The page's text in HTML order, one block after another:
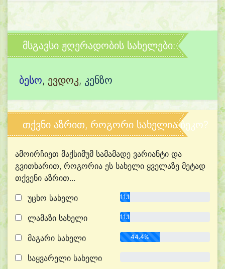
მსგავსი ჟღერადობის სახელები:
ბესო, ევდოკ, კენზო
თქვნი აზრით, როგორი სახელია ბეკო?
ამოირჩიეთ მაქსიმუმ სამამადე ვარიანტი და
გვითხარით, როგორია ეს სახელი ყველაზე მეტად
თქვენი აზრით...
უცხო სახელი
11.1%
ლამაზი სახელი 11.1%
მაგარი სახელი 44.4%
საყვარელი სახელი